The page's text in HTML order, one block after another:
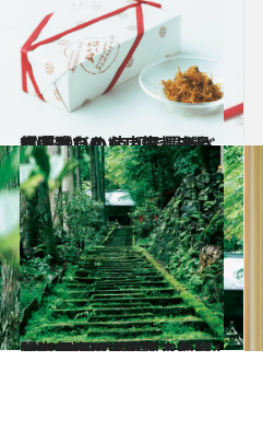
2023.9.24
超定番だからこそ、逸品を選びたい 京都で買うべき「ちりめん山椒」5選 【間違いのない古都みやげ①】
旅＆お出かけ
2023.9.7
【京都この場所、この時間】カメラマン岡本佳樹が街を歩いて出逢った、4つの”珠玉の瞬間”
旅＆お出かけ